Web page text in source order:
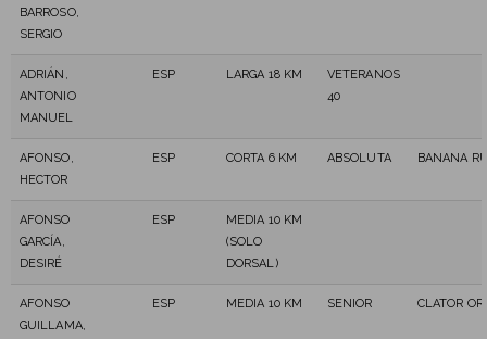
BARROSO,
SERGIO
ADRIÁN,
ANTONIO
MANUEL
ESP LARGA 18 KM
VETERANOS
40
AFONSO,
HECTOR
ESP CORTA 6 KM ABSOLUTA BANANA
AFONSO
GARCÍA,
DESIRÉ
ESP
MEDIA 10 KM
(SOLO
DORSAL)
AFONSO
GUILLAMA,
ESP MEDIA 10 KM SENIOR CLATOR